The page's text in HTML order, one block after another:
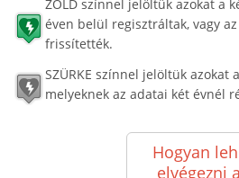
ZÖLD színnel jelöltük azokat a
éven belül regisztráltak, vagy
frissítették.
SZÜRKE színnel jelöltük azokat
melyeknek az adatai két évnél
Hogyan
elvégezni